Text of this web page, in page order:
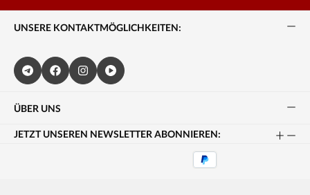
UNSERE KONTAKTMÖGLICHKEITEN:
ÜBER UNS
JETZT UNSEREN NEWSLETTER ABONNIEREN: